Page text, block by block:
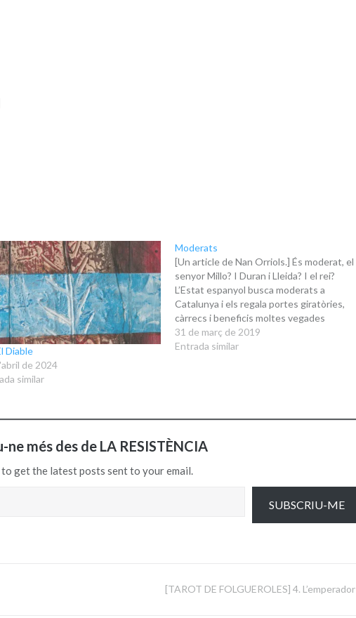
Diable
de 2024
similar
Moderats
[Un article de Nan Orriols.] És moderat, el
senyor Millo? I Duran i Lleida? I el rei?
L’Estat espanyol busca moderats a
Catalunya i els regala portes giratòries,
càrrecs i beneficis moltes vegades
inconfessables. El cert és que no es
posen vermells perquè, en viure en blanc
31 de març de 2019
Entrada similar
ne més des de LA RESISTÈNCIA
to get the latest posts sent to your email.
SUBSCRIU-ME
[TAROT DE FOLGUEROLES] 4. L’emperador